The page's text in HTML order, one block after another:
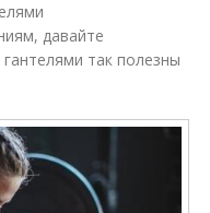
давайте
так полезны